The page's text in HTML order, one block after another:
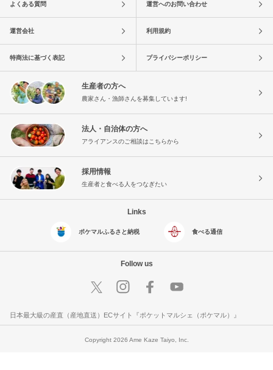
よくある質問 運営へのお問い合わせ
運営会社 利用規約
特商法に基づく表記 プライバシーポリシー
生産者の方へ
農家さん・漁師さんを募集しています!
法人・自治体の方へ
アライアンスのご相談はこちらから
採用情報
生産者と食べる人をつなぎたい
Links
ポケマルふるさと納税 食べる通信
Follow us
日本最大級の産直（産地直送）ECサイト『ポケットマルシェ（ポケマル）』
Copyright 2026 Ame Kaze Taiyo, Inc.